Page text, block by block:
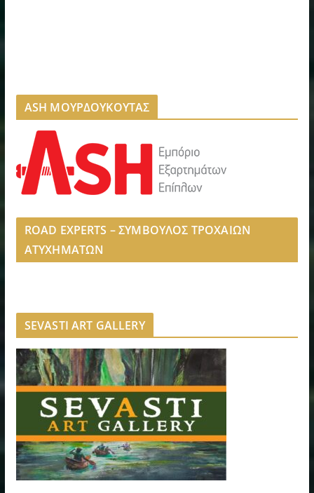
ASH ΜΟΥΡΔΟΥΚΟΥΤΑΣ
ROAD EXPERTS – ΣΥΜΒΟΥΛΟΣ ΤΡΟΧΑΙΩΝ
ΑΤΥΧΗΜΑΤΩΝ
SEVASTI ART GALLERY